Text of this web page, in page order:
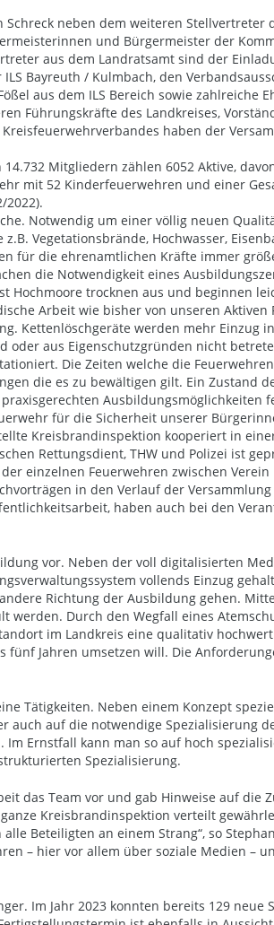
neben dem weiteren Stellvertreter
und Bürgermeister der
aus dem Landratsamt sind der
Bayreuth / Kulmbach, den
aus dem ILS Bereich sowie zahlreiche
Führungskräfte des Landkreises,
haben der
Mitgliedern zählen 6052 Aktive,
mit 52 Kinderfeuerwehren und einer
2022).
Notwendig um einer völlig neuen
Vegetationsbrände, Hochwasser,
für die ehrenamtlichen Kräfte immer
die Notwendigkeit eines
trocknen aus und beginnen
Arbeit wie bisher von unseren
Kettenlöschgeräte werden mehr Einzug
aus Eigenschutzgründen nicht
Die Zeiten welche die
die es zu bewältigen gilt. Ein Zustand
Ausbildungsmöglichkeiten
für die Sicherheit unserer
Kreisbrandinspektion kooperiert in
Rettungsdient, THW und Polizei ist
einzelnen Feuerwehren zwischen
in den Verlauf der
haben auch bei den
vor. Neben der voll digitalisierten
vollends Einzug
Richtung der Ausbildung gehen.
werden. Durch den Wegfall eines
im Landkreis eine qualitativ
Jahren umsetzen will. Die
Tätigkeiten. Neben einem Konzept
auf die notwendige Spezialisierung
Ernstfall kann man so auf hoch
Spezialisierung.
das Team vor und gab Hinweise auf die
Kreisbrandinspektion verteilt
Beteiligten an einem Strang“, so
– hier vor allem über soziale Medien –
Im Jahr 2023 konnten bereits 129 neue